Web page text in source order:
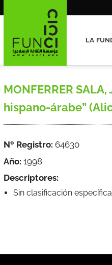
LA
MONFERRER
hispano-árabe”
Nº Registro: 64630
Año: 1998
Descriptores:
Sin clasificación específica